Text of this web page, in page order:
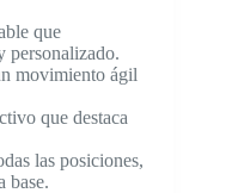
que
personalizado.
movimiento ágil
que destaca
las posiciones,
base.